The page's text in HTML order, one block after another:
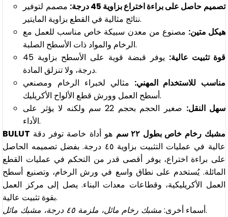
تصميم حاصل على براءة اختراع بزاوية 45 درجة:
مصمم لتوفير
نتائج مثالية في القطع بزاوية المايتير.
هيكل متين: مصنوع من معدن سبيكة خاص مناسب للعمل مع
الرخام والمواد ذات الأسطح الصلبة.
قوة تثبيت عالية:
يوفر قبضة قوية على الأسطح بزاوية 45
درجة، ولا تنزلق المادة.
مناسب للاستخدام المهني: مثالي لخبراء الرخام ومصنعي
أسطح العمل وورش قطع الألواح الأكريليك.
سهل النقل:
صغير الحجم بحجم 22 سم ولكنه لا يؤثر على
الأداء.
BULUT مشبك رخام خاص بطول ٢٢ سم
هو أداة خاصة توفر دقة
عالية في عمليات التثبيت بزاوية ٤٥ درجة. بفضل تصميمه الحاصل
على براءة اختراع، يوفر أقصى قدر من التحكم في عمليات القطع
المائلة. يُستخدم على نطاق واسع في ورش الرخام، وتصنيع أسطح
العمل الأكريليكية، وقطاعات معدات البناء. يصل إلى مركز العمل
بقوة تثبيت عالية.
أسماء أخرى: مشبك رخام مائل، ملزمة ٤٥ درجة، مشبك مائل .